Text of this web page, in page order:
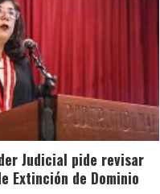
Judicial pide revisar
Extinción de Dominio